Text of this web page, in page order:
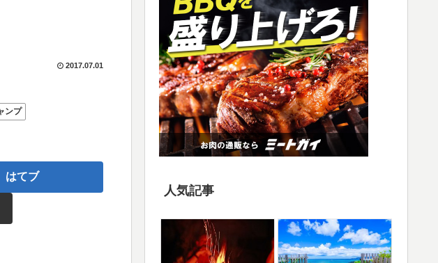
2017.07.01
ンプ
はてブ
人気記事